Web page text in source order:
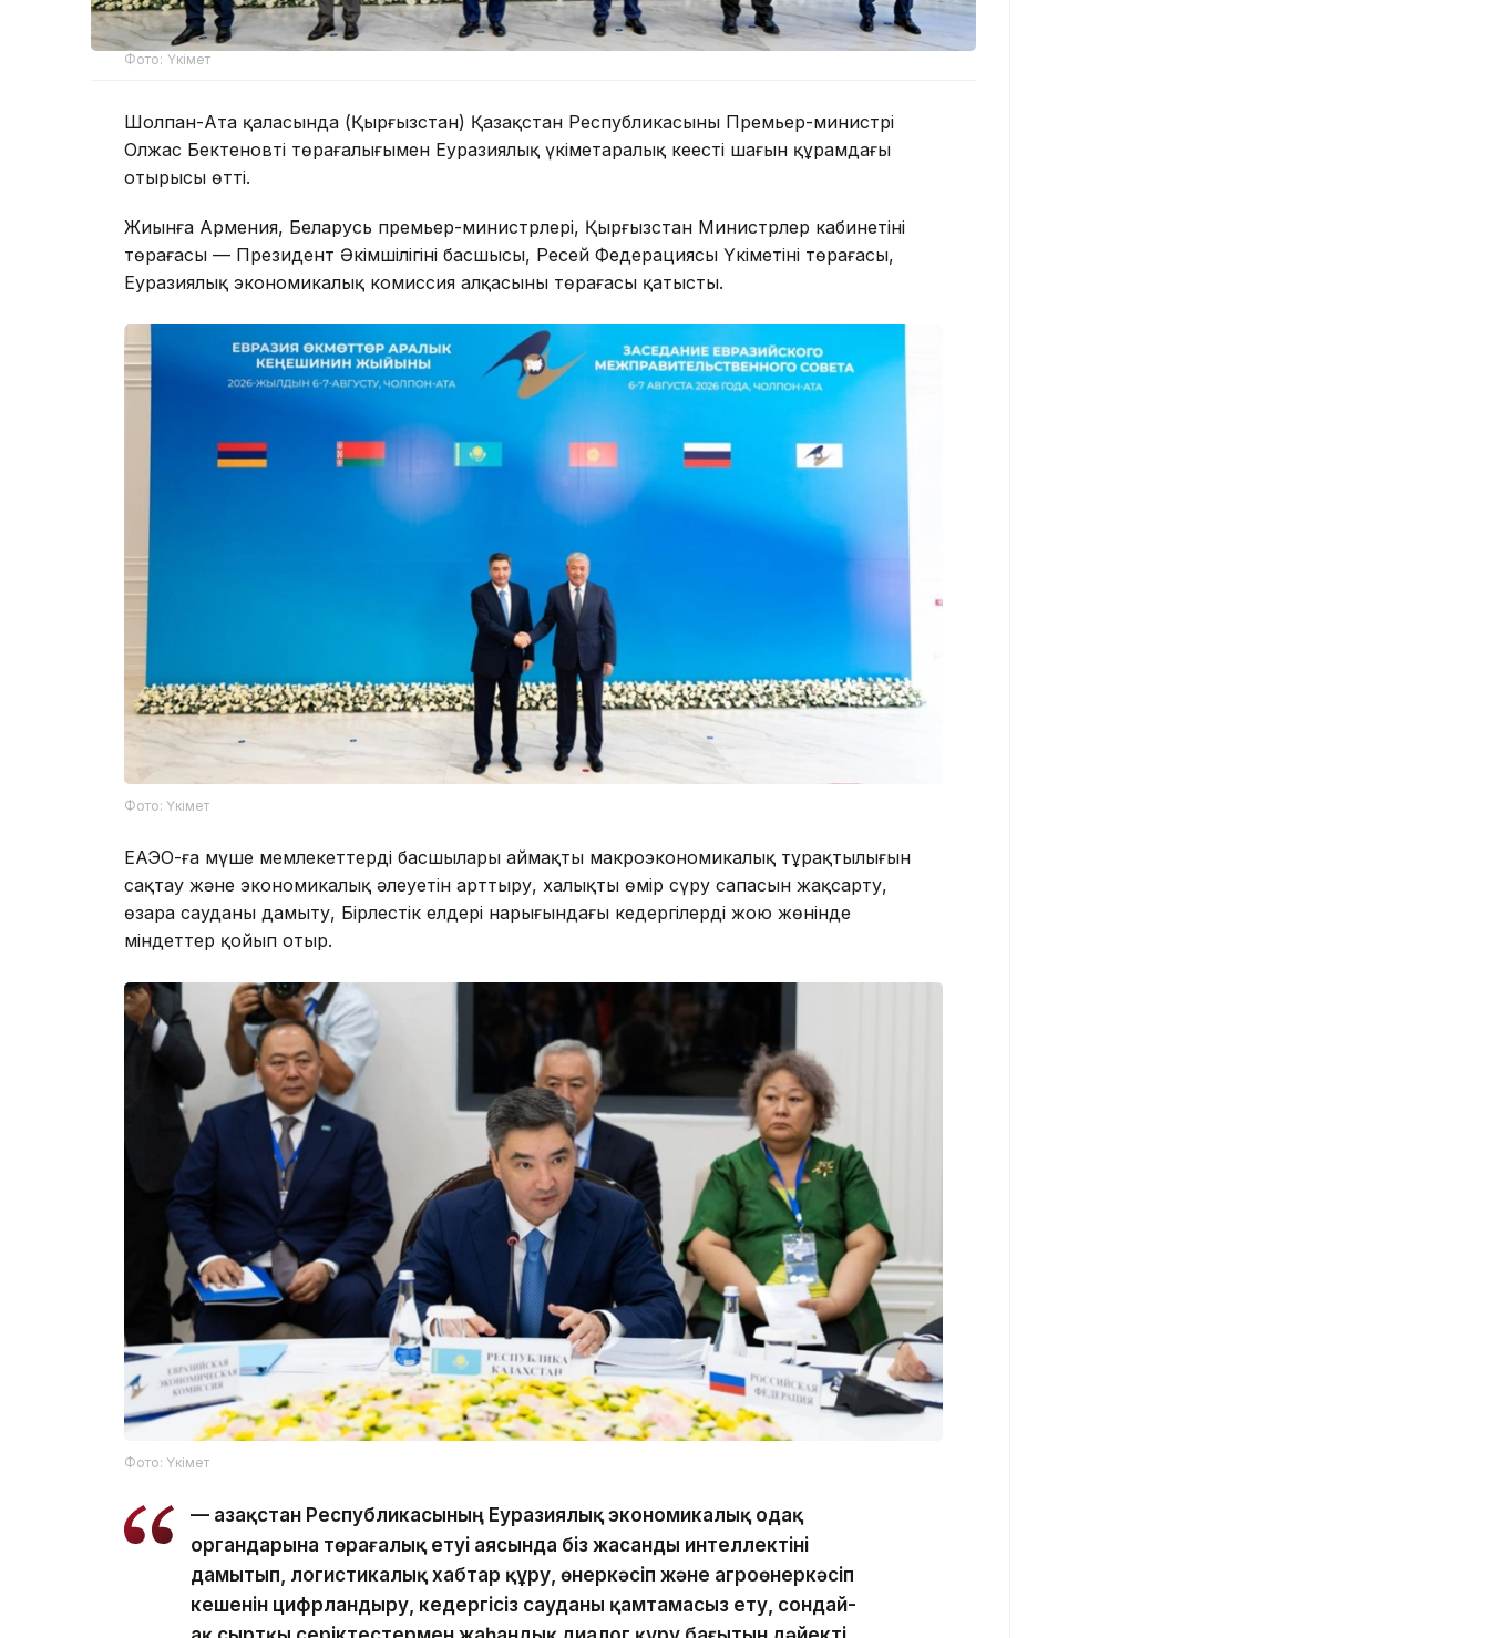
Фото: Үкімет
Шолпан-Ата қаласында (Қырғызстан) Қазақстан Республикасының Премьер-министрі
Олжас Бектеновтің төрағалығымен Еуразиялық үкіметаралық кеңестің шағын құрамдағы
отырысы өтті.
Жиынға Армения, Беларусь премьер-министрлері, Қырғызстан Министрлер кабинетінің
төрағасы — Президент Әкімшілігінің басшысы, Ресей Федерациясы Үкіметінің төрағасы,
Еуразиялық экономикалық комиссия алқасының төрағасы қатысты.
Фото: Үкімет
ЕАЭО-ға мүше мемлекеттердің басшылары аймақтың макроэкономикалық тұрақтылығын
сақтау және экономикалық әлеуетін арттыру, халықтың өмір сүру сапасын жақсарту,
өзара сауданы дамыту, Бірлестік елдері нарығындағы кедергілерді жою жөнінде
міндеттер қойып отыр.
Фото: Үкімет
— Қазақстан Республикасының Еуразиялық экономикалық одақ
органдарына төрағалық етуі аясында біз жасанды интеллектіні
дамытып, логистикалық хабтар құру, өнеркәсіп және агроөнеркәсіп
кешенін цифрландыру, кедергісіз сауданы қамтамасыз ету, сондай-